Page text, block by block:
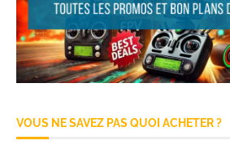
VOUS NE SAVEZ PAS QUOI ACHETER ?